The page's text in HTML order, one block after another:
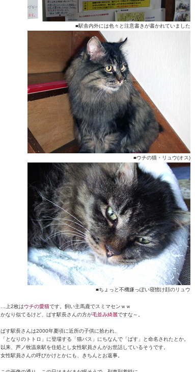
■駅舎内外には色々と注意書きが書かれていました
■ウチの猫・リュウ(オス)
■ちょっと不機嫌っぽい寝惚け顔のリュウ
…上2枚はウチの愛猫です。飼い主馬鹿でスミマセンｗｗ
かなり似てるけど、ばす駅長さんの方が毛並み綺麗ですな～。
ばす駅長さんは2000年夏頃に近所の子供に拾われ、
「となりのトトロ」に登場する「猫バス」にちなんで「ばす」と命名されたとか。
以来、芦ノ牧温泉駅を住処とし女性駅員さんがお世話しているそうです。
女性駅員さんの呼びかけとかにも、きちんとお返事。